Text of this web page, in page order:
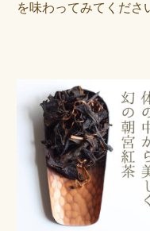
を味わってみてくださ